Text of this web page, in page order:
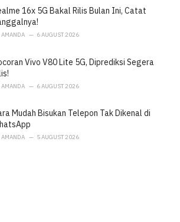
16x 5G Bakal Rilis Bulan Ini, Catat
AMANDA 6 AUGUST 2026
Vivo V80 Lite 5G, Diprediksi Segera
AMANDA 6 AUGUST 2026
Mudah Bisukan Telepon Tak Dikenal di
AMANDA 5 AUGUST 2026